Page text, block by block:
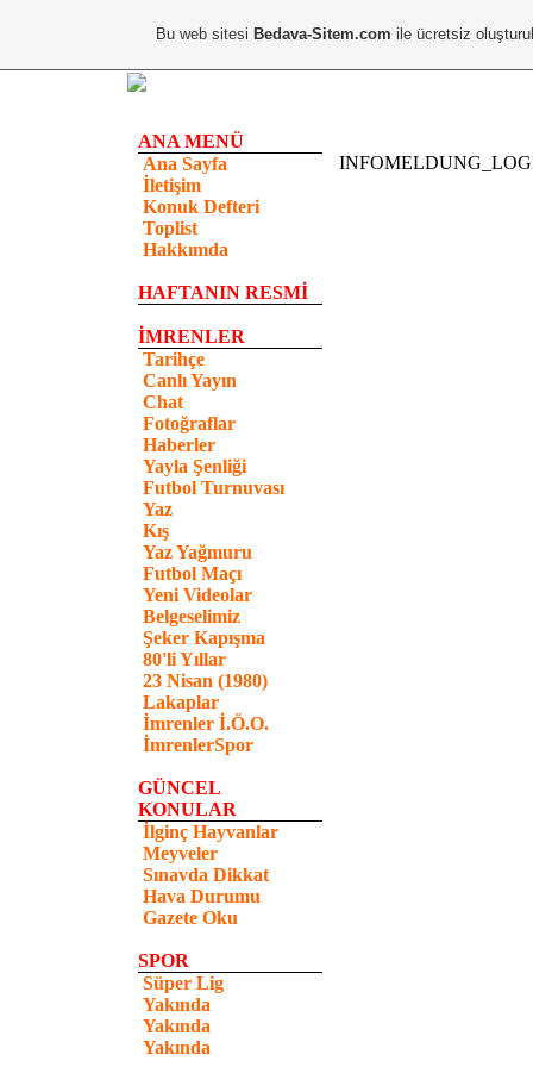
ANA MENÜ
Ana Sayfa
İletişim
Konuk Defteri
Toplist
Hakkımda
HAFTANIN RESMİ
İMRENLER
Tarihçe
Canlı Yayın
Chat
Fotoğraflar
Haberler
Yayla Şenliği
Futbol Turnuvası
Yaz
Kış
Yaz Yağmuru
Futbol Maçı
Yeni Videolar
Belgeselimiz
Şeker Kapışma
80'li Yıllar
23 Nisan (1980)
Lakaplar
İmrenler İ.Ö.O.
İmrenlerSpor
GÜNCEL
KONULAR
İlginç Hayvanlar
Meyveler
Sınavda Dikkat
Hava Durumu
Gazete Oku
SPOR
Süper Lig
Yakında
Yakında
Yakında
Bu web sitesi Bedava-Sitem.com ile ücretsiz